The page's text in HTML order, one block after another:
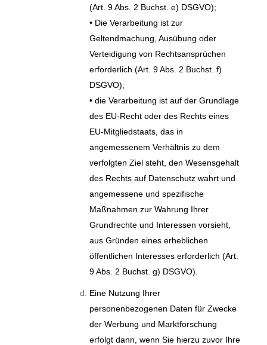
(Art. 9 Abs. 2 Buchst. e) DSGVO);
• Die Verarbeitung ist zur
Geltendmachung, Ausübung oder
Verteidigung von Rechtsansprüchen
erforderlich (Art. 9 Abs. 2 Buchst. f)
DSGVO);
• die Verarbeitung ist auf der Grundlage
des EU-Recht oder des Rechts eines
EU-Mitgliedstaats, das in
angemessenem Verhältnis zu dem
verfolgten Ziel steht, den Wesensgehalt
des Rechts auf Datenschutz wahrt und
angemessene und spezifische
Maßnahmen zur Wahrung Ihrer
Grundrechte und Interessen vorsieht,
aus Gründen eines erheblichen
öffentlichen Interesses erforderlich (Art.
9 Abs. 2 Buchst. g) DSGVO).
Eine Nutzung Ihrer
personenbezogenen Daten für Zwecke
der Werbung und Marktforschung
erfolgt dann, wenn Sie hierzu zuvor Ihre